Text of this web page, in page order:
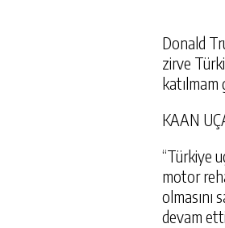
Donald
zirve
katılmam
KAAN
“Türkiye
motor
olmasını
devam